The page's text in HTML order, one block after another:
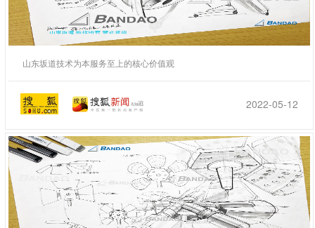
山东坂道技术为本服务至上的核心价值观
2022-05-12